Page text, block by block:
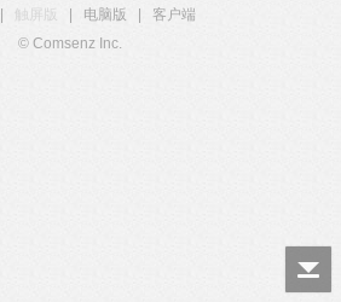
触屏版 电脑版
客户端
© Comsenz Inc.